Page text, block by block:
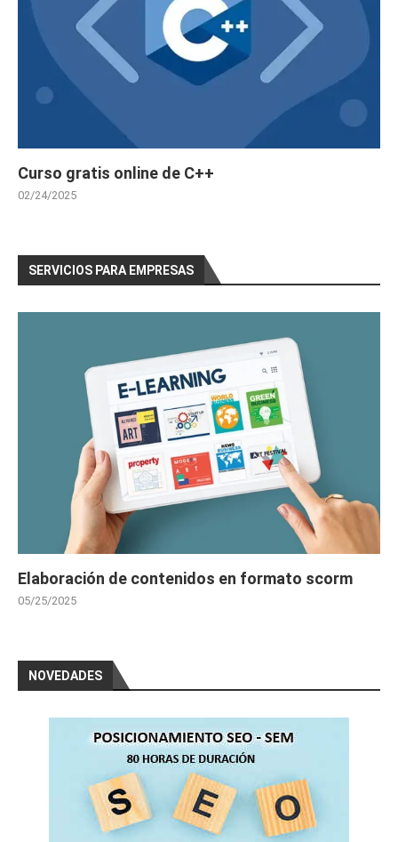
Curso gratis online de C++
02/24/2025
SERVICIOS PARA EMPRESAS
Elaboración de contenidos en formato scorm
05/25/2025
NOVEDADES